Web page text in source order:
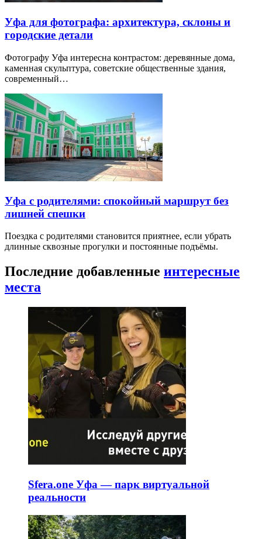
Уфа для фотографа: архитектура, склоны и
городские детали
Фотографу Уфа интересна контрастом: деревянные дома,
каменная скульптура, советские общественные здания,
современный…
Уфа с родителями: спокойный маршрут без
лишней спешки
Поездка с родителями становится приятнее, если убрать
длинные сквозные прогулки и постоянные подъёмы.
Последние добавленные интересные
места
Sfera.one Уфа — парк виртуальной
реальности